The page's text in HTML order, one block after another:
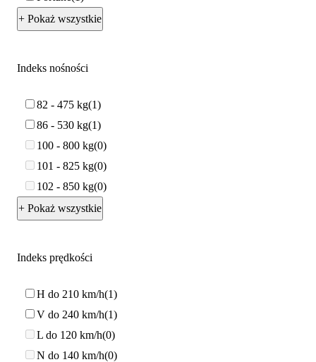
+ Pokaż wszystkie
Indeks nośności
82 - 475 kg 1
86 - 530 kg 1
100 - 800 kg 0
101 - 825 kg 0
102 - 850 kg 0
+ Pokaż wszystkie
Indeks prędkości
H do 210 km/h 1
V do 240 km/h 1
L do 120 km/h 0
N do 140 km/h 0